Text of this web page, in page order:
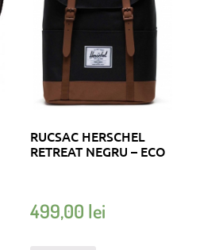
RUCSAC HERSCHEL
RETREAT NEGRU – ECO
499,00 lei